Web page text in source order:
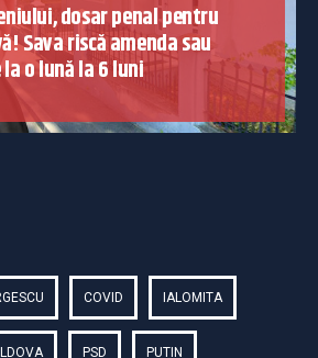
dosar penal pentru
Sava riscă amenda sau
o lună la 6 luni
COVID IALOMITA
PSD PUTIN